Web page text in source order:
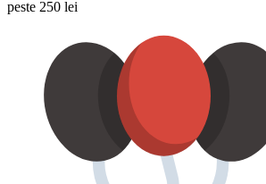
peste 250 lei